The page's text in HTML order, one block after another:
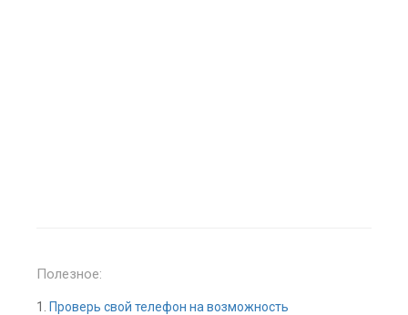
Полезное:
1.
Проверь свой телефон на возможность